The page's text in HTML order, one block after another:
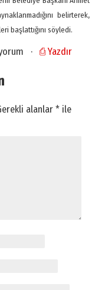
belirterek,
başlattığını söyledi.
· ⎙ Yazdır
alanlar* ile